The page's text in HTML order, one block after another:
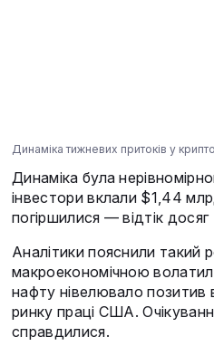
Динаміка тижневих притоків у
Динаміка була
інвестори вклали $1,44
погіршилися — відтік
Аналітики пояснили такий
макроекономічною
нафту нівелювало
ринку праці США.
справдилися.